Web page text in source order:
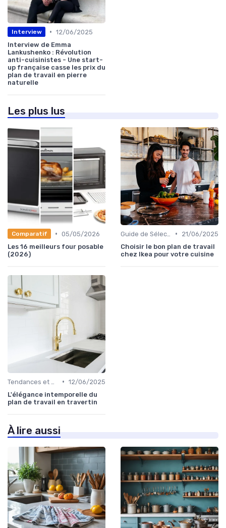
Interview • 12/06/2025
Interview de Emma
Lankushenko : Révolution
anti-cuisinistes - Une start-
up française casse les prix du
plan de travail en pierre
naturelle
Les plus lus
Comparatif • 05/05/2026
Les 16 meilleurs four posable
(2026)
•
21/06/2025
Choisir le bon plan de travail
chez Ikea pour votre cuisine
• 12/06/2025
L'élégance intemporelle du
plan de travail en travertin
À lire aussi